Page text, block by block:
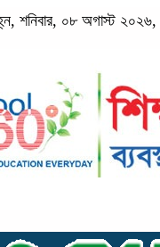
শনিবার, ০৮ অগাস্ট ২০২৬,